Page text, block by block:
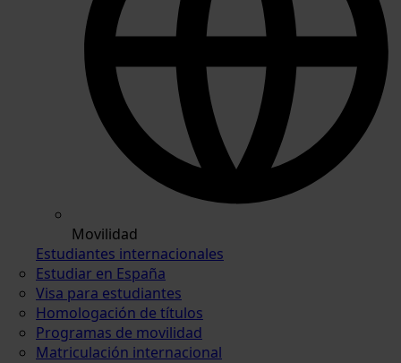
Movilidad
Estudiantes internacionales
Estudiar en España
Visa para estudiantes
Homologación de títulos
Programas de movilidad
Matriculación internacional